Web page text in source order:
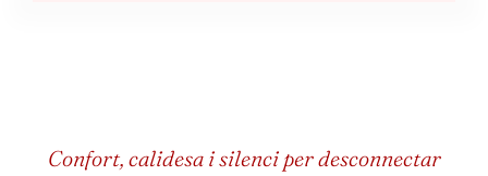
Confort, calidesa i silenci per desconnectar